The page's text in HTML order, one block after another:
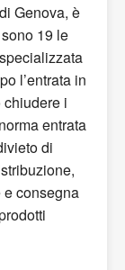
Genova, è
19 le
l’entrata in
i
entrata
di
consegna